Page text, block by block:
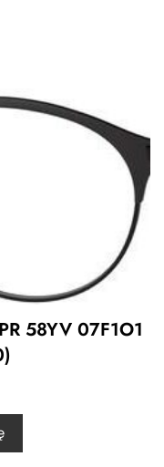
58YV 07F1O1